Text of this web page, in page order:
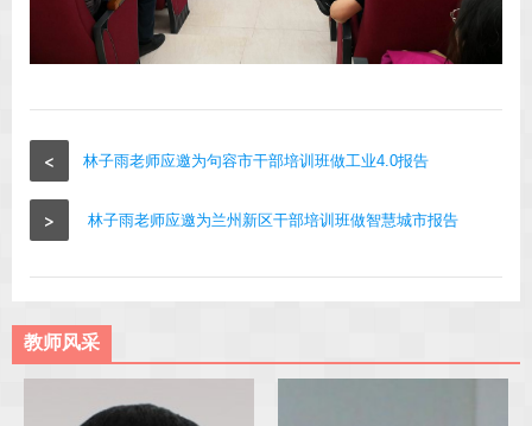
< 林子雨老师应邀为句容市干部培训班做工业4.0报告
> 林子雨老师应邀为兰州新区干部培训班做智慧城市报告
教师风采